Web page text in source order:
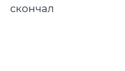
скончался.